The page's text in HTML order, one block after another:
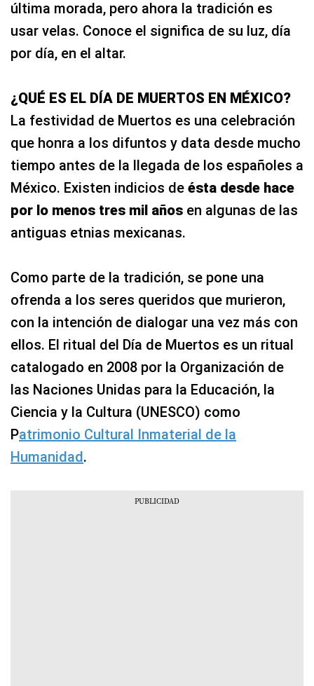
última morada, pero ahora la tradición es
usar velas. Conoce el significa de su luz, día
por día, en el altar.
¿QUÉ ES EL DÍA DE MUERTOS EN MÉXICO?
La festividad de Muertos es una celebración
que honra a los difuntos y data desde mucho
tiempo antes de la llegada de los españoles a
México. Existen indicios de ésta desde hace
por lo menos tres mil años en algunas de las
antiguas etnias mexicanas.
Como parte de la tradición, se pone una
ofrenda a los seres queridos que murieron,
con la intención de dialogar una vez más con
ellos. El ritual del Día de Muertos es un ritual
catalogado en 2008 por la Organización de
las Naciones Unidas para la Educación, la
Ciencia y la Cultura (UNESCO) como
Patrimonio Cultural Inmaterial de la
Humanidad.